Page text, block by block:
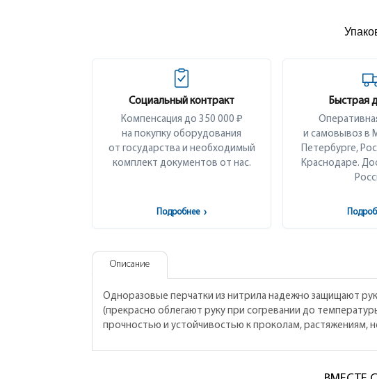
Социальный контракт
Компенсация до 350 000 ₽
на покупку оборудования
от государства и необходимый
комплект документов от нас.
Подробнее ›
Быстрая
и самовывоз в
Петербурге,
Краснодаре.
Описание
Одноразовые перчатки из нитрила надежно защищают
(прекрасно облегают руку при согревании до
прочностью и устойчивостью к проколам, растяжениям,